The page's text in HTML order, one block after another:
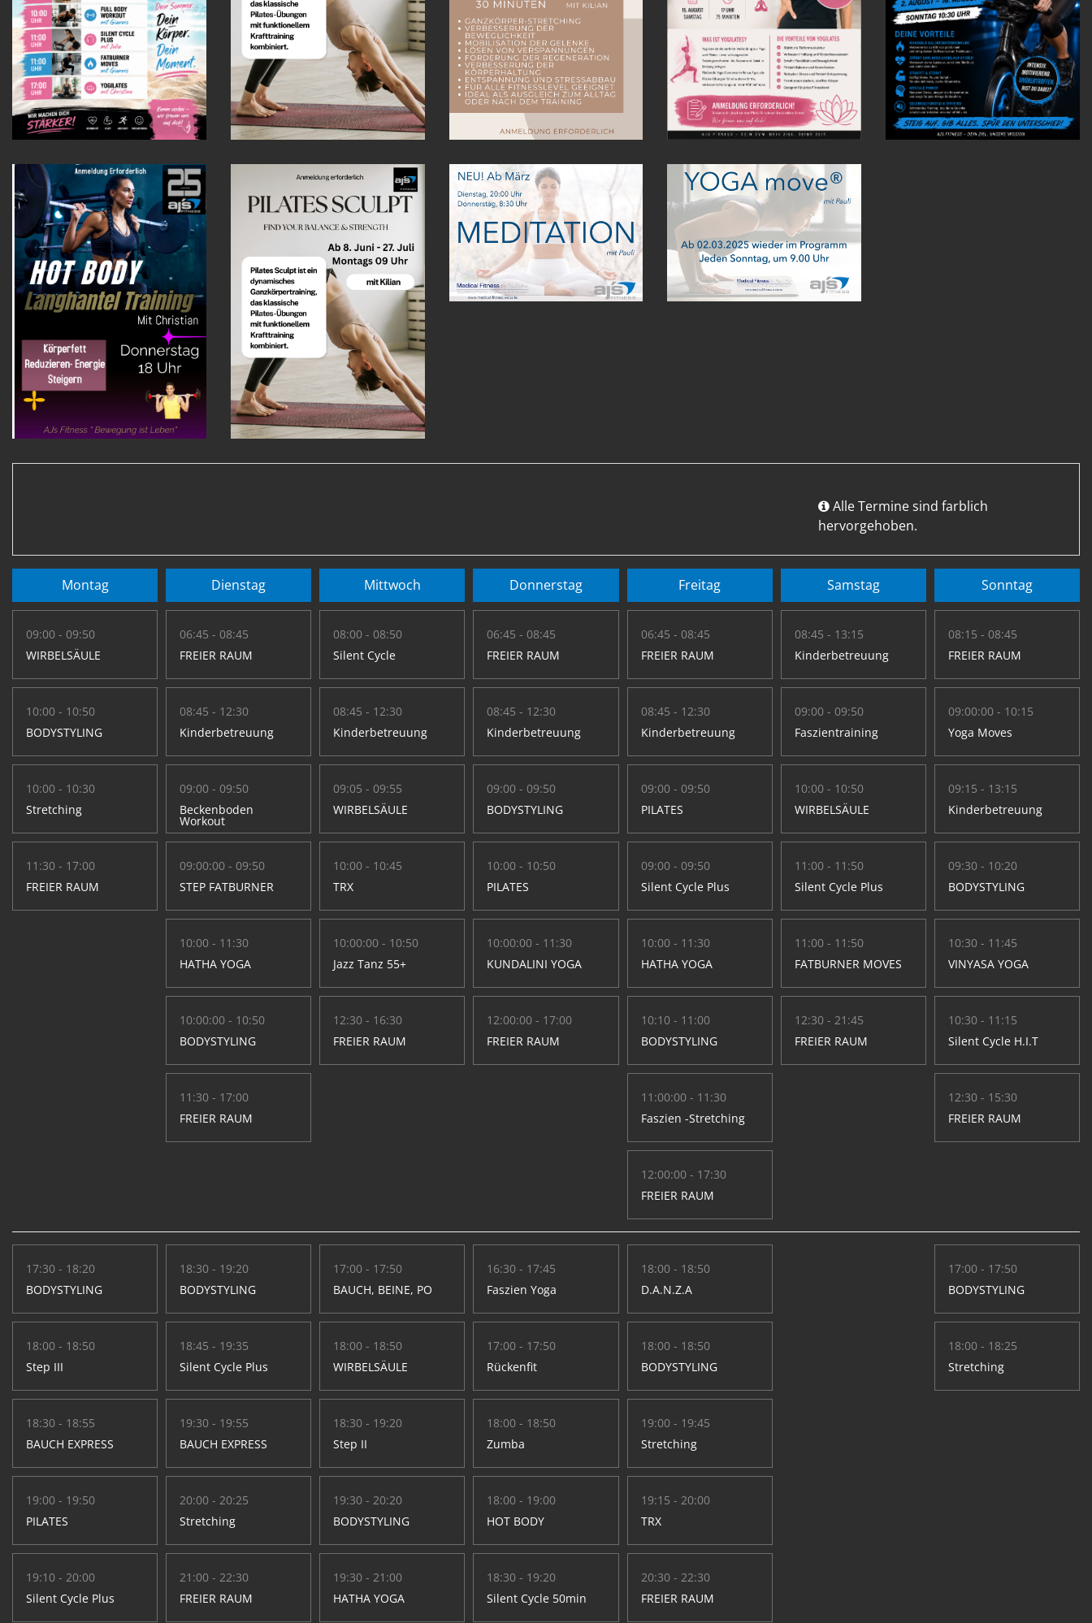
Alle Termine sind farblich
hervorgehoben.
Montag
09:00 - 09:50
WIRBELSÄULE
10:00 - 10:50
BODYSTYLING
10:00 - 10:30
Stretching
11:30 - 17:00
FREIER RAUM
Dienstag
06:45 - 08:45
FREIER RAUM
08:45 - 12:30
Kinderbetreuung
09:00 - 09:50
Beckenboden
Workout
09:00:00 - 09:50
STEP FATBURNER
10:00 - 11:30
HATHA YOGA
10:00:00 - 10:50
BODYSTYLING
11:30 - 17:00
FREIER RAUM
Mittwoch
08:00 - 08:50
Silent Cycle
08:45 - 12:30
Kinderbetreuung
09:05 - 09:55
WIRBELSÄULE
10:00 - 10:45
TRX
10:00:00 - 10:50
Jazz Tanz 55+
12:30 - 16:30
FREIER RAUM
Donnerstag
06:45 - 08:45
FREIER RAUM
08:45 - 12:30
Kinderbetreuung
09:00 - 09:50
BODYSTYLING
10:00 - 10:50
PILATES
10:00:00 - 11:30
KUNDALINI YOGA
12:00:00 - 17:00
FREIER RAUM
Freitag
06:45 - 08:45
FREIER RAUM
08:45 - 12:30
Kinderbetreuung
09:00 - 09:50
PILATES
09:00 - 09:50
Silent Cycle Plus
10:00 - 11:30
HATHA YOGA
10:10 - 11:00
BODYSTYLING
11:00:00 - 11:30
Faszien -Stretching
12:00:00 - 17:30
FREIER RAUM
Samstag
08:45 - 13:15
Kinderbetreuung
09:00 - 09:50
Faszientraining
10:00 - 10:50
WIRBELSÄULE
11:00 - 11:50
Silent Cycle Plus
11:00 - 11:50
FATBURNER MOVES
12:30 - 21:45
FREIER RAUM
Sonntag
08:15 - 08:45
FREIER RAUM
09:00:00 - 10:15
Yoga Moves
09:15 - 13:15
Kinderbetreuung
09:30 - 10:20
BODYSTYLING
10:30 - 11:45
VINYASA YOGA
10:30 - 11:15
Silent Cycle H.I.T
12:30 - 15:30
FREIER RAUM
17:30 - 18:20
BODYSTYLING
18:00 - 18:50
Step III
18:30 - 18:55
BAUCH EXPRESS
19:00 - 19:50
PILATES
19:10 - 20:00
Silent Cycle Plus
18:30 - 19:20
BODYSTYLING
18:45 - 19:35
Silent Cycle Plus
19:30 - 19:55
BAUCH EXPRESS
20:00 - 20:25
Stretching
21:00 - 22:30
FREIER RAUM
17:00 - 17:50
BAUCH, BEINE, PO
18:00 - 18:50
WIRBELSÄULE
18:30 - 19:20
Step II
19:30 - 20:20
BODYSTYLING
19:30 - 21:00
HATHA YOGA
16:30 - 17:45
Faszien Yoga
17:00 - 17:50
Rückenfit
18:00 - 18:50
Zumba
18:00 - 19:00
HOT BODY
18:30 - 19:20
Silent Cycle 50min
18:00 - 18:50
D.A.N.Z.A
18:00 - 18:50
BODYSTYLING
19:00 - 19:45
Stretching
19:15 - 20:00
TRX
20:30 - 22:30
FREIER RAUM
17:00 - 17:50
BODYSTYLING
18:00 - 18:25
Stretching